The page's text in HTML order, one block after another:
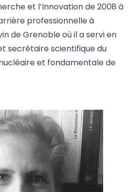
et l’Innovation de 2008 à
professionnelle à
de Grenoble où il a servi en
secrétaire scientifique du
et fondamentale de